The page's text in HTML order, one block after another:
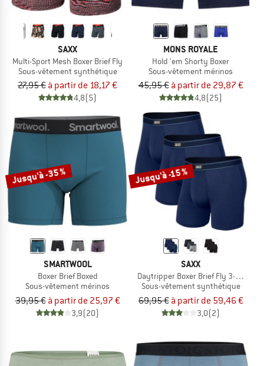
SAXX
Multi-Sport Mesh Boxer Brief Fly
Sous-vêtement synthétique
27,95 € à partir de 18,17 €
4,8(5)
MONS ROYALE
Hold 'em Shorty Boxer
Sous-vêtement mérinos
45,95 € à partir de 29,87 €
4,8(25)
Jusqu'à -35 %
SMARTWOOL
Boxer Brief Boxed
Sous-vêtement mérinos
39,95 € à partir de 25,97 €
3,9(20)
Jusqu'à -15 %
SAXX
Daytripper Boxer Brief Fly 3-Pack
Sous-vêtement synthétique
69,95 € à partir de 59,46 €
3,0(2)